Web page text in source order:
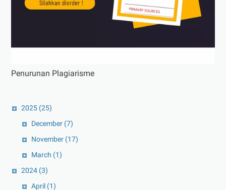
Penurunan Plagiarisme
2025 (25)
December (7)
November (17)
March (1)
2024 (3)
April (1)